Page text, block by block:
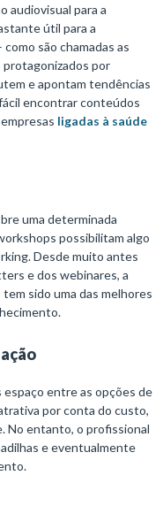
audiovisual para a
útil para a
são chamadas as
protagonizados por
e apontam tendências
encontrar conteúdos
ligadas à saúde
uma determinada
possibilitam algo
Desde muito antes
e dos webinares, a
sido uma das melhores
espaço entre as opções de
por conta do custo,
No entanto, o profissional
e eventualmente